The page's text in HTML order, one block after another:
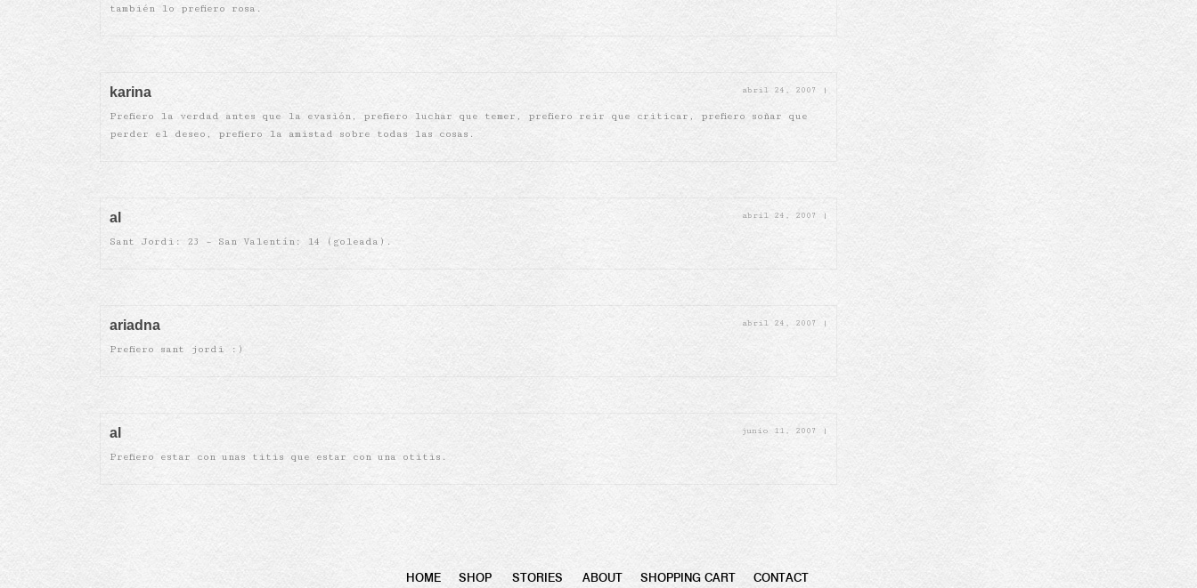
también lo prefiero rosa.
karina abril 24, 2007 |
Prefiero la verdad antes que la evasión, prefiero luchar que temer, prefiero reir que criticar, prefiero soñar que
perder el deseo, prefiero la amistad sobre todas las cosas.
al abril 24, 2007 |
Sant Jordi: 23 – San Valentín: 14 (goleada).
ariadna abril 24, 2007 |
Prefiero sant jordi :)
al junio 11, 2007 |
Prefiero estar con unas titis que estar con una otitis.
HOME SHOP STORIES ABOUT SHOPPING CART CONTACT